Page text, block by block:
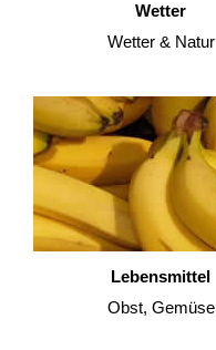
Wetter
Wetter & Natur
Lebensmittel
Obst, Gemüse